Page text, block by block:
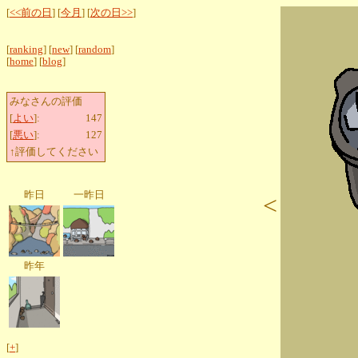
[<<前の日 ] [今月 ] [次の日>>]
[ranking] [new] [random]
[home] [blog]
みなさんの評価
[よい]:
147
[悪い]:
127
↑評価してください
昨日 一昨日
昨年
[+]
<